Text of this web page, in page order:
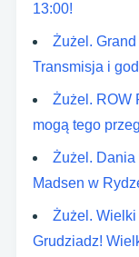
13:00!
Żużel.
Transmisja i
Żużel. ROW
mogą tego
Żużel. Dania
Madsen w
Żużel. Wielki
Grudziadz!